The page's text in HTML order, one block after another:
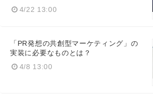
4/22 13:00
「PR発想の共創型マーケティング」の
実装に必要なものとは？
4/8 13:00